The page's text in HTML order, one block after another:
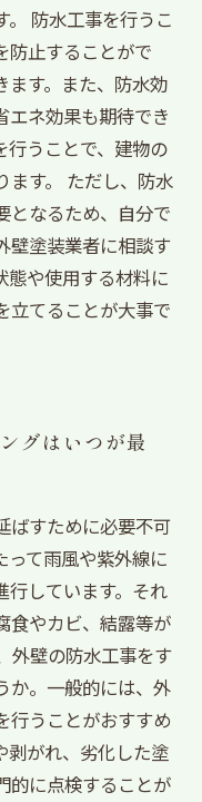
防水工事を行うこ
防止することがで
ます。また、防水効
エネ効果も期待でき
行うことで、建物の
ます。 ただし、防水
となるため、自分で
壁塗装業者に相談す
態や使用する材料に
立てることが大事で
グはいつが最
ばすために必要不可
って雨風や紫外線に
行しています。それ
食やカビ、結露等が
外壁の防水工事をす
か。一般的には、外
行うことがおすすめ
剥がれ、劣化した塗
的に点検することが